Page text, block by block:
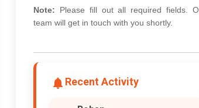
Note: Please fill out all required fields.
team will get in touch with you shortly.
Recent Activity